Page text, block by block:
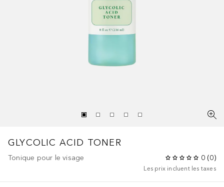
GLYCOLIC ACID TONER
Tonique pour le visage 0 (0)
Les prix incluent les taxes